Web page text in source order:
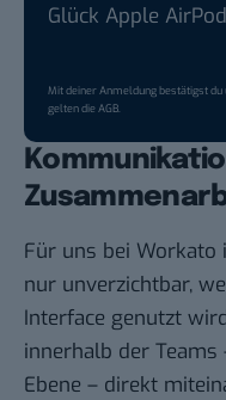
Glück Apple
Mit deiner Anmeldung bestätigst du
gelten dieAGB.
Für uns bei Workato
nur unverzichtbar,
Interface genutzt
innerhalb der
Ebene – direkt